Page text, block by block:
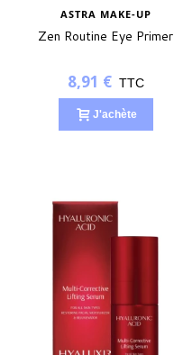
ASTRA MAKE-UP
Zen Routine Eye Primer
8,91 € TTC
J'achète